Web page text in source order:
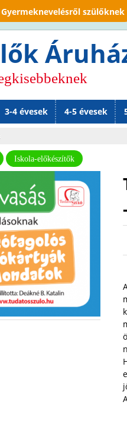
Jump to
Gyermeknevelésről szülőknek
Iskola-előkészítők
3-4 évesek 4-5 évesek